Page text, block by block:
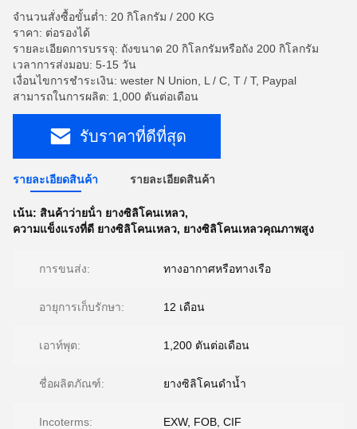
จำนวนสั่งซื้อขั้นต่ำ: 20 กิโลกรัม / 200 KG
ราคา: ต่อรองได้
รายละเอียดการบรรจุ: ถังขนาด 20 กิโลกรัมหรือถัง 200 กิโลกรัม
เวลาการส่งมอบ: 5-15 วัน
เงื่อนไขการชำระเงิน: wester N Union, L / C, T / T, Paypal
สามารถในการผลิต: 1,000 ตันต่อเดือน
รับราคาที่ดีที่สุด
รายละเอียดสินค้า รายละเอียดสินค้า
เน้น: สินค้าว่ายน้ํา ยางซิลิโคนเหลว,
ความแข็งแรงที่ดี ยางซิลิโคนเหลว, ยางซิลิโคนเหลวคุณภาพสูง
การขนส่ง: ทางอากาศหรือทางเรือ
อายุการเก็บรักษา: 12 เดือน
เอาท์พุต: 1,200 ตันต่อเดือน
ชื่อผลิตภัณฑ์: ยางซิลิโคนดำน้ำ
Incoterms: EXW, FOB, CIF